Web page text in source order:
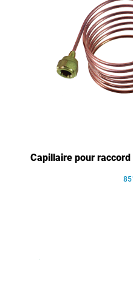
Capillaire pour